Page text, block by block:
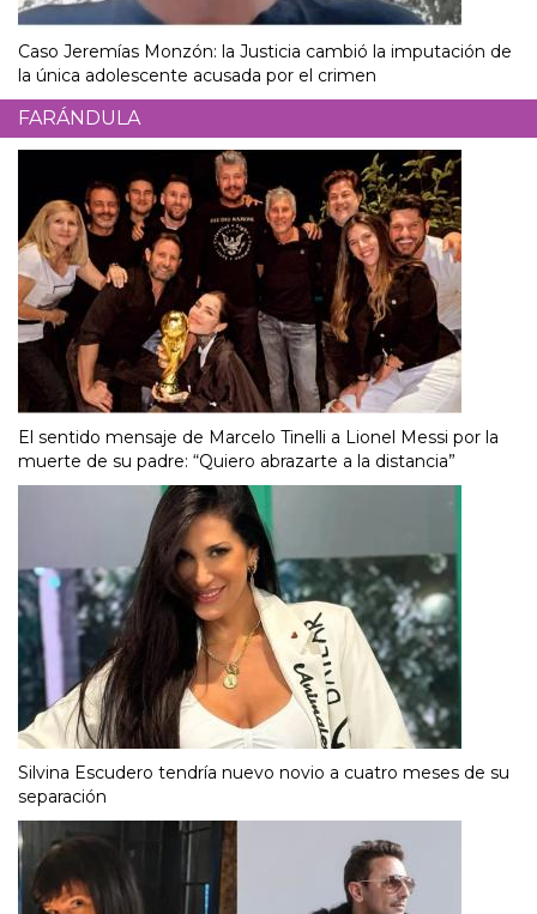
Caso Jeremías Monzón: la Justicia cambió la imputación de
la única adolescente acusada por el crimen
FARÁNDULA
El sentido mensaje de Marcelo Tinelli a Lionel Messi por la
muerte de su padre: “Quiero abrazarte a la distancia”
Silvina Escudero tendría nuevo novio a cuatro meses de su
separación